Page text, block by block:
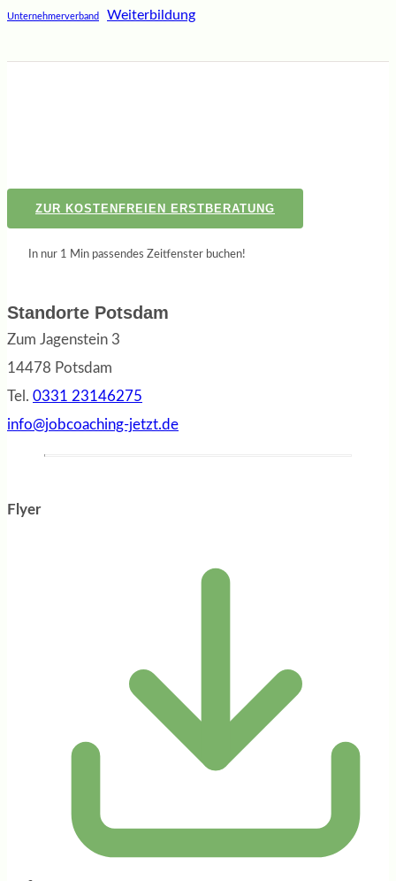
Unternehmerverband Weiterbildung
ZUR KOSTENFREIEN ERSTBERATUNG
In nur 1 Min passendes Zeitfenster buchen!
Standorte Potsdam
Zum Jagenstein 3
14478 Potsdam
Tel. 0331 23146275
info@jobcoaching-jetzt.de
Flyer